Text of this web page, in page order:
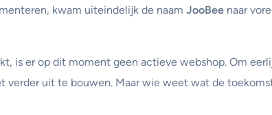
kwam uiteindelijk de naam JooBee naar
is er op dit moment geen actieve webshop. Om
verder uit te bouwen. Maar wie weet wat de